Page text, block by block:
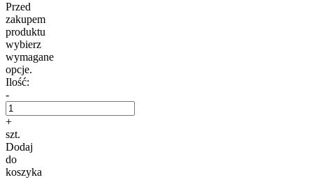
Przed
zakupem
produktu
wybierz
wymagane
opcje.
Ilość:
-
+
szt.
Dodaj
do
koszyka